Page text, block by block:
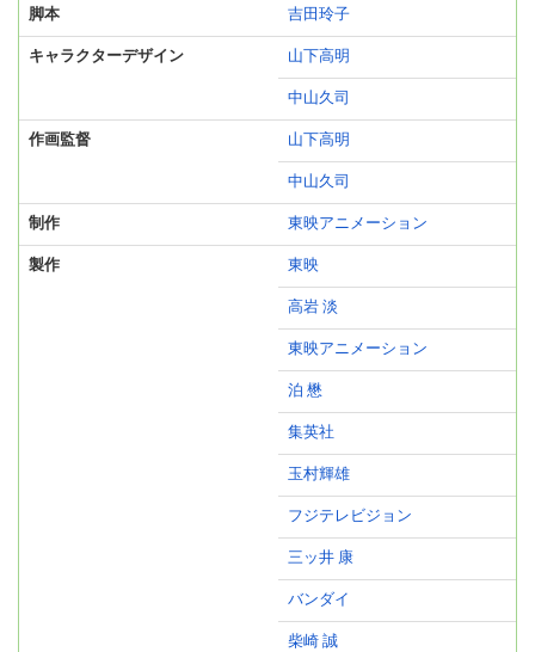
脚本 吉田玲子
キャラクターデザイン 山下高明
中山久司
作画監督 山下高明
中山久司
制作 東映アニメーション
製作 東映
高岩 淡
東映アニメーション
泊 懋
集英社
玉村輝雄
フジテレビジョン
三ッ井 康
バンダイ
柴崎 誠